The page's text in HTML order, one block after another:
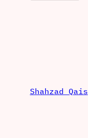
Shahzad Qais